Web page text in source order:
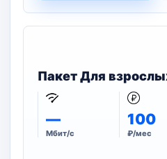
Пакет Для
—
Мбит/с
100
₽/мес